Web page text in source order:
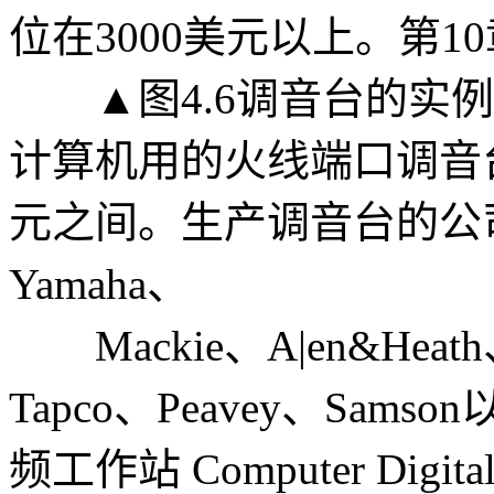
位在3000美元以上。第
▲图4.6调音台的实例
计算机用的火线端口调
元之间。生产调音台的
Yamaha、
Mackie、A|en&Heath
Tapco、Peavey、
频工作站 Computer